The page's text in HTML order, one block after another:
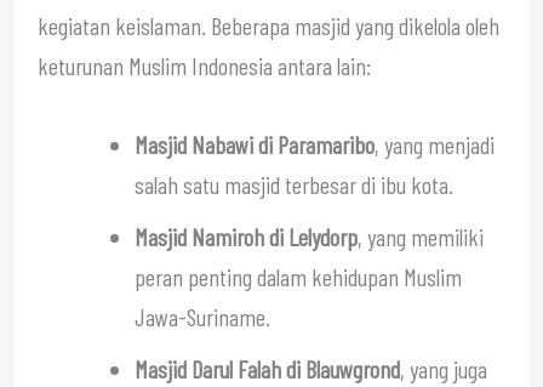
kegiatan keislaman. Beberapa masjid yang dikelola oleh
keturunan Muslim Indonesia antara lain:
Masjid Nabawi di Paramaribo, yang menjadi
salah satu masjid terbesar di ibu kota.
Masjid Namiroh di Lelydorp, yang memiliki
peran penting dalam kehidupan Muslim
Jawa-Suriname.
Masjid Darul Falah di Blauwgrond, yang juga